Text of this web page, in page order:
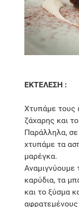
ΕΚΤΕΛΕΣΗ :
Χτυπάμε τους
ζάχαρης και
Παράλληλα,
χτυπάμε τα
μαρέγκα.
Αναμιγνύουμε
καρύδια, τα
και το ξύσμα